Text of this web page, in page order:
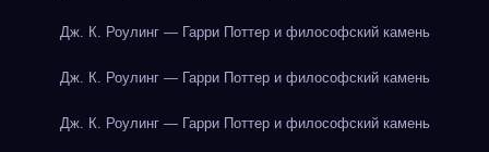
Дж. К. Роулинг — Гарри Поттер и философский камень
Дж. К. Роулинг — Гарри Поттер и философский камень
Дж. К. Роулинг — Гарри Поттер и философский камень